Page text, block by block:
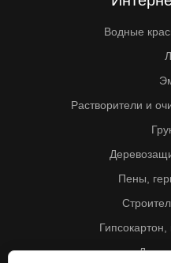
Водные
Растворители и
Пены,